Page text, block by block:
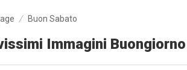
Buon Sabato
Immagini